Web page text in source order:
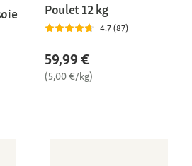
Poulet 12 kg
4.7 (87)
59,99 €
(5,00 €/kg)